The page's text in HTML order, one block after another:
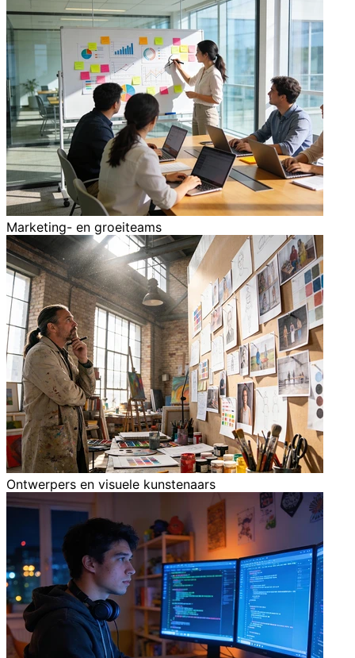
Marketing- en groeiteams
Ontwerpers en visuele kunstenaars